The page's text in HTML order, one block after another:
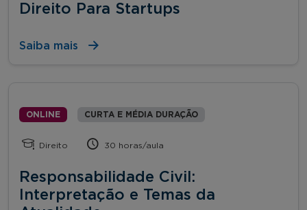
Direito Para Startups
Saiba mais
ONLINE CURTA E MÉDIA DURAÇÃO
Direito 30 horas/aula
Responsabilidade Civil:
Interpretação e Temas da